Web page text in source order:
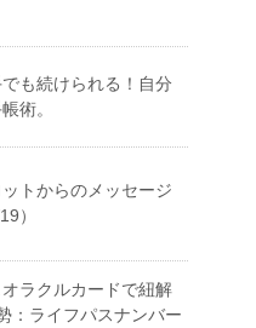
も続けられる！自分
術。
トからのメッセージ
）
ラクルカードで紐解
：ライフパスナンバー